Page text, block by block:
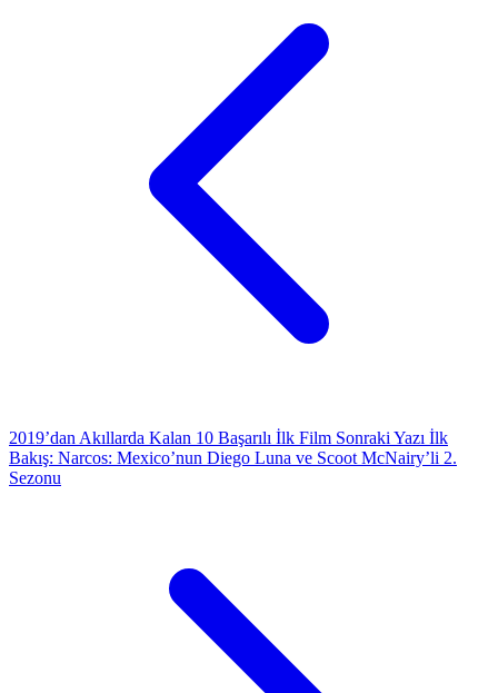
2019’dan Akıllarda Kalan 10 Başarılı İlk Film Sonraki Yazı İlk
Bakış: Narcos: Mexico’nun Diego Luna ve Scoot McNairy’li 2.
Sezonu